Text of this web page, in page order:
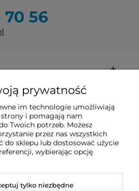
70 56
prywatność
im technologie umożliwiają
strony i pomagają nam
Twoich potrzeb. Możesz
przez nas wszystkich
do sklepu lub dostosować użycie
wybierając opcję
tylko niezbędne